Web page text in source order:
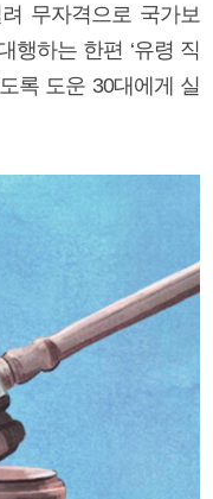
무자격으로 국가보
행하는 한편 ‘유령 직
록 도운 30대에게 실